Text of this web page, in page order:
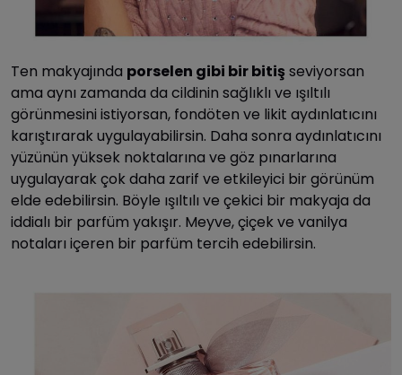
Ten makyajında porselen gibi bir bitiş seviyorsan
ama aynı zamanda da cildinin sağlıklı ve ışıltılı
görünmesini istiyorsan, fondöten ve likit aydınlatıcını
karıştırarak uygulayabilirsin. Daha sonra aydınlatıcını
yüzünün yüksek noktalarına ve göz pınarlarına
uygulayarak çok daha zarif ve etkileyici bir görünüm
elde edebilirsin. Böyle ışıltılı ve çekici bir makyaja da
iddialı bir parfüm yakışır. Meyve, çiçek ve vanilya
notaları içeren bir parfüm tercih edebilirsin.